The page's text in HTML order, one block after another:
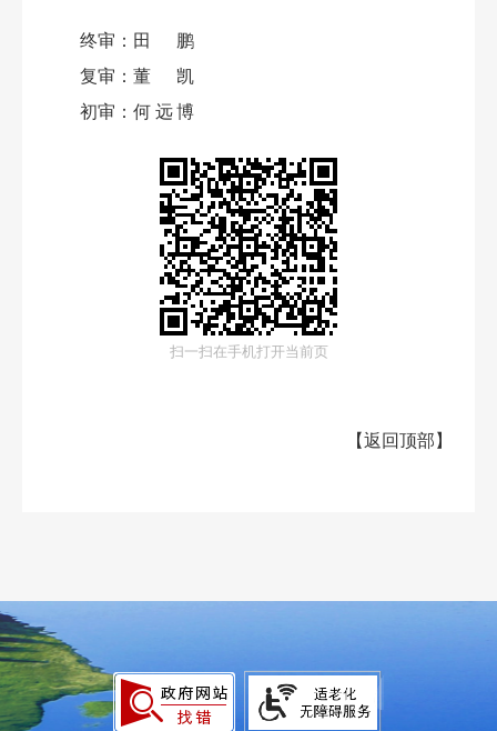
终审： 田鹏
复审： 董凯
初审： 何远博
扫一扫在手机打开当前页
【返回顶部 】